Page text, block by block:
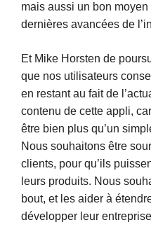
mais aussi un bon
dernières avancées de
Et Mike Horsten de
que nos utilisateurs
en restant au fait de
contenu de cette appli,
être bien plus qu’un
Nous souhaitons être
clients, pour qu’ils
leurs produits. Nous
bout, et les aider à
développer leur